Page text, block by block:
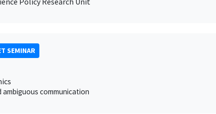
SEMINAR
ambiguous communication